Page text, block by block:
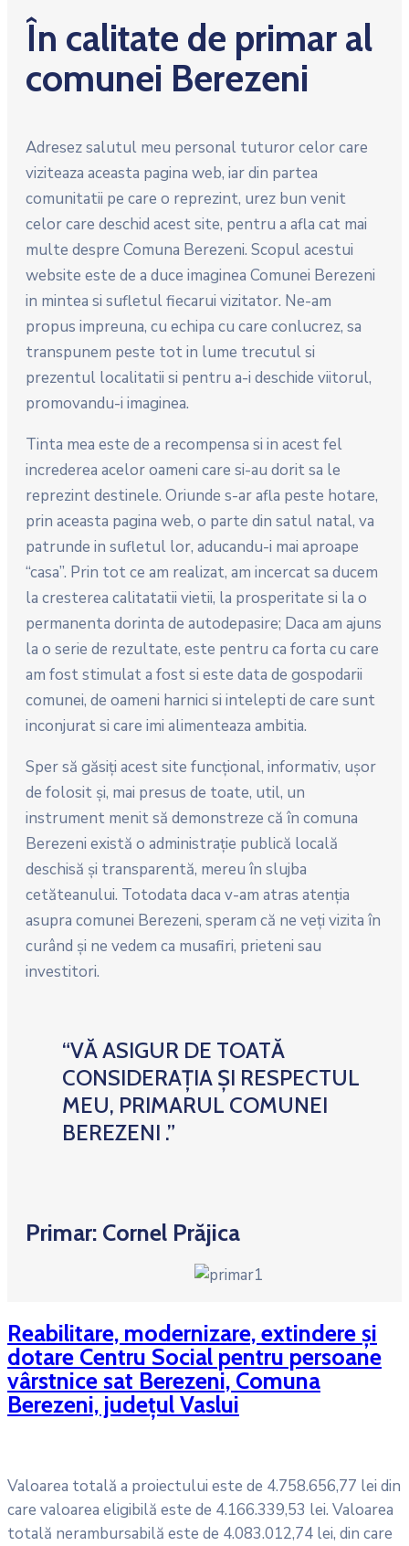
În calitate de primar al
comunei Berezeni
Adresez salutul meu personal tuturor celor care
viziteaza aceasta pagina web, iar din partea
comunitatii pe care o reprezint, urez bun venit
celor care deschid acest site, pentru a afla cat mai
multe despre Comuna Berezeni. Scopul acestui
website este de a duce imaginea Comunei Berezeni
in mintea si sufletul fiecarui vizitator. Ne-am
propus impreuna, cu echipa cu care conlucrez, sa
transpunem peste tot in lume trecutul si
prezentul localitatii si pentru a-i deschide viitorul,
promovandu-i imaginea.
Tinta mea este de a recompensa si in acest fel
increderea acelor oameni care si-au dorit sa le
reprezint destinele. Oriunde s-ar afla peste hotare,
prin aceasta pagina web, o parte din satul natal, va
patrunde in sufletul lor, aducandu-i mai aproape
“casa”. Prin tot ce am realizat, am incercat sa ducem
la cresterea calitatatii vietii, la prosperitate si la o
permanenta dorinta de autodepasire; Daca am ajuns
la o serie de rezultate, este pentru ca forta cu care
am fost stimulat a fost si este data de gospodarii
comunei, de oameni harnici si intelepti de care sunt
inconjurat si care imi alimenteaza ambitia.
Sper să găsiţi acest site funcţional, informativ, uşor
de folosit şi, mai presus de toate, util, un
instrument menit să demonstreze că în comuna
Berezeni există o administraţie publică locală
deschisă şi transparentă, mereu în slujba
cetăteanului. Totodata daca v-am atras atenţia
asupra comunei Berezeni, speram că ne veţi vizita în
curând şi ne vedem ca musafiri, prieteni sau
investitori.
“VĂ ASIGUR DE TOATĂ
CONSIDERAȚIA ȘI RESPECTUL
MEU, PRIMARUL COMUNEI
BEREZENI .”
Primar: Cornel Prăjica
Reabilitare, modernizare, extindere și
dotare Centru Social pentru persoane
vârstnice sat Berezeni, Comuna
Berezeni, județul Vaslui
Valoarea totală a proiectului este de 4.758.656,77 lei din
care valoarea eligibilă este de 4.166.339,53 lei. Valoarea
totală nerambursabilă este de 4.083.012,74 lei, din care